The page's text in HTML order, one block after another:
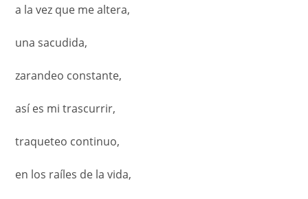
a la vez que me altera,
una sacudida,
zarandeo constante,
así es mi trascurrir,
traqueteo continuo,
en los raíles de la vida,